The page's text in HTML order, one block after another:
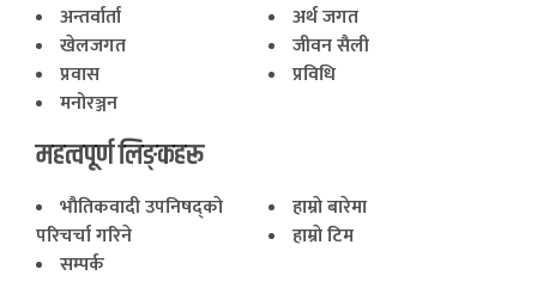
अन्तर्वार्ता
अर्थ जगत
खेलजगत
जीवन सैली
प्रवास
प्रविधि
मनोरञ्जन
महत्वपूर्ण लिङ्कहरू
भाैतिकवादी उपनिषद्काे
परिचर्चा गरिने
हाम्राे बारेमा
हाम्राे टिम
सम्पर्क